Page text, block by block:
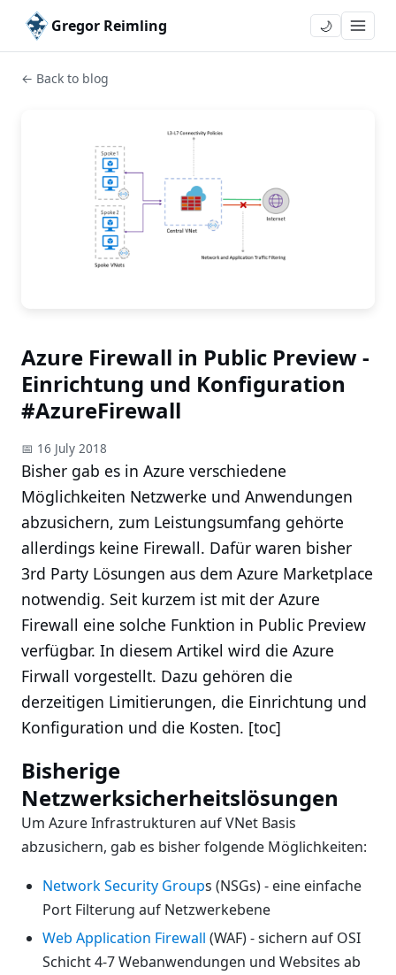
Gregor Reimling 🌙
← Back to blog
Azure Firewall in Public Preview -
Einrichtung und Konfiguration
#AzureFirewall
📅 16 July 2018
Bisher gab es in Azure verschiedene
Möglichkeiten Netzwerke und Anwendungen
abzusichern, zum Leistungsumfang gehörte
allerdings keine Firewall. Dafür waren bisher
3rd Party Lösungen aus dem Azure Marketplace
notwendig. Seit kurzem ist mit der Azure
Firewall eine solche Funktion in Public Preview
verfügbar. In diesem Artikel wird die Azure
Firwall vorgestellt. Dazu gehören die
derzeitigen Limitierungen, die Einrichtung und
Konfiguration und die Kosten. [toc]
Bisherige
Netzwerksicherheitslösungen
Um Azure Infrastrukturen auf VNet Basis
abzusichern, gab es bisher folgende Möglichkeiten:
Network Security Groups (NSGs) - eine einfache
Port Filterung auf Netzwerkebene
Web Application Firewall (WAF) - sichern auf OSI
Schicht 4-7 Webanwendungen und Websites ab